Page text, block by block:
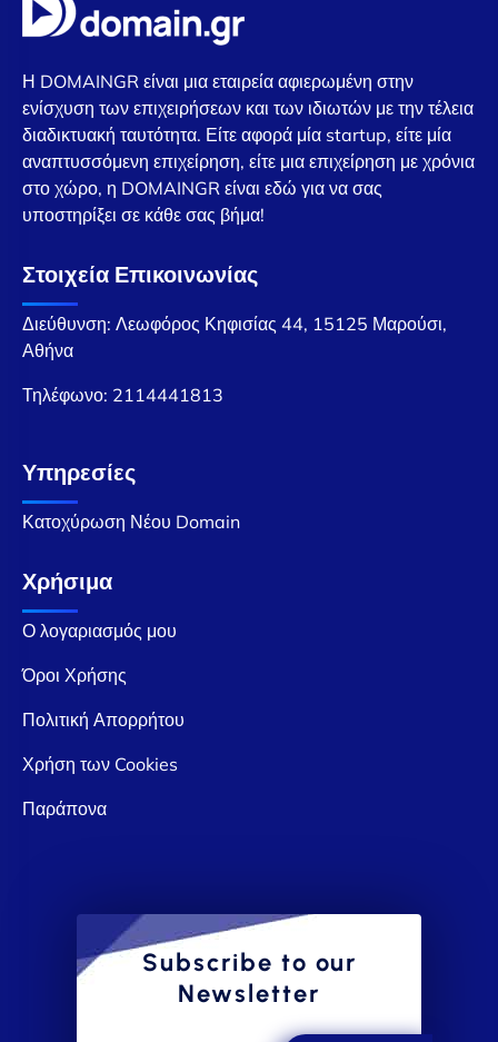
Η DOMAINGR είναι μια εταιρεία αφιερωμένη στην
ενίσχυση των επιχειρήσεων και των ιδιωτών με την τέλεια
διαδικτυακή ταυτότητα. Είτε αφορά μία startup, είτε μία
αναπτυσσόμενη επιχείρηση, είτε μια επιχείρηση με χρόνια
στο χώρο, η DOMAINGR είναι εδώ για να σας
υποστηρίξει σε κάθε σας βήμα!
Στοιχεία Επικοινωνίας
Διεύθυνση: Λεωφόρος Κηφισίας 44, 15125 Μαρούσι,
Αθήνα
Τηλέφωνο: 2114441813
Υπηρεσίες
Κατοχύρωση Νέου Domain
Χρήσιμα
Ο λογαριασμός μου
Όροι Χρήσης
Πολιτική Απορρήτου
Χρήση των Cookies
Παράπονα
Subscribe to our
Newsletter